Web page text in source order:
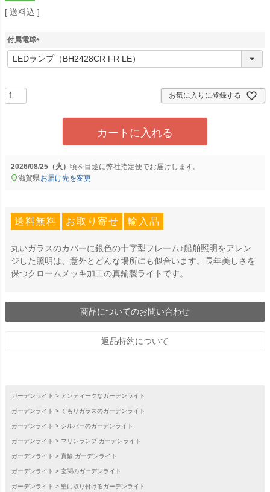
送料込
付属電球
(
必
お気に入りに登録する
カートに入れる
2026/08/25（火） に弊社指定便でお届けします。
滋賀県 お届け先を変更
送料無料 お取り寄せ 輸入品
丸いガラスのカバーに銀色の十字型フレーム♪船舶照明をアレン
ジした照明は、意外とどんな場所にも似合います。長年美しさを
保つクロームメッキ加工の真鍮製ライトです。
商品についてのお問い合わせ
返品特約について
ガーデンライト アンティークなガーデンライト
ガーデンライト くもりガラスのガーデンライト
ガーデンライト シルバーのガーデンライト
ガーデンライト マリンランプ ガーデンライト
ガーデンライト 真鍮 ガーデンライト
ガーデンライト 玄関のガーデンライト
ガーデンライト 壁に取り付けるガーデンライト